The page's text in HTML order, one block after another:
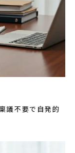
議不要で自発的